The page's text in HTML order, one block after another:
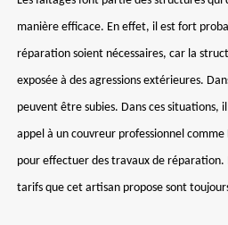
manière efficace. En effet, il est fort
réparation soient nécessaires, car la
exposée à des agressions extérieures.
peuvent être subies. Dans ces situations,
appel à un couvreur professionnel
pour effectuer des travaux de réparation.
tarifs que cet artisan propose sont